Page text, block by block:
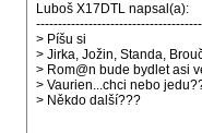
Luboš X17DTL napsal(a):
> Píšu si
> Jirka, Jožin, Standa,
> Rom@n bude bydlet asi
> Vaurien...chci nebo
> Někdo další???